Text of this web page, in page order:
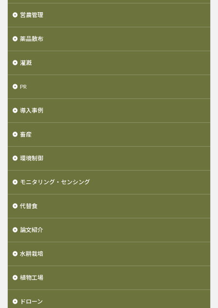
営農管理
薬品散布
灌漑
PR
導入事例
畜産
環境制御
モニタリング・センシング
代替食
論文紹介
水耕栽培
植物工場
ドローン